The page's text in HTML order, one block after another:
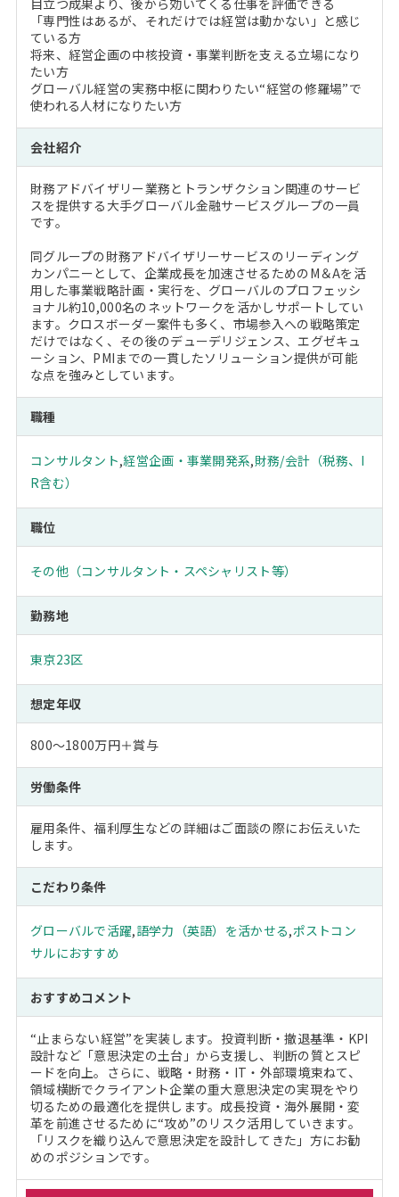
目立つ成果より、後から効いてくる仕事を評価できる
「専門性はあるが、それだけでは経営は動かない」と感じ
ている方
将来、経営企画の中核投資・事業判断を支える立場になり
たい方
グローバル経営の実務中枢に関わりたい“経営の修羅場”で
使われる人材になりたい方
会社紹介
財務アドバイザリー業務とトランザクション関連のサービ
スを提供する大手グローバル金融サービスグループの一員
です。
同グループの財務アドバイザリーサービスのリーディング
カンパニーとして、企業成長を加速させるためのM＆Aを活
用した事業戦略計画・実行を、グローバルのプロフェッシ
ョナル約10,000名のネットワークを活かしサポートしてい
ます。クロスボーダー案件も多く、市場参入への戦略策定
だけではなく、その後のデューデリジェンス、エグゼキュ
ーション、PMIまでの一貫したソリューション提供が可能
な点を強みとしています。
職種
コンサルタント,経営企画・事業開発系,財務/会計（税務、I
R含む）
職位
その他（コンサルタント・スペシャリスト等）
勤務地
東京23区
想定年収
800～1800万円＋賞与
労働条件
雇用条件、福利厚生などの詳細はご面談の際にお伝えいた
します。
こだわり条件
グローバルで活躍,語学力（英語）を活かせる,ポストコン
サルにおすすめ
おすすめコメント
“止まらない経営”を実装します。投資判断・撤退基準・KPI
設計など「意思決定の土台」から支援し、判断の質とスピ
ードを向上。さらに、戦略・財務・IT・外部環境束ねて、
領域横断でクライアント企業の重大意思決定の実現をやり
切るための最適化を提供します。成長投資・海外展開・変
革を前進させるために“攻め”のリスク活用していきます。
「リスクを織り込んで意思決定を設計してきた」方にお勧
めのポジションです。